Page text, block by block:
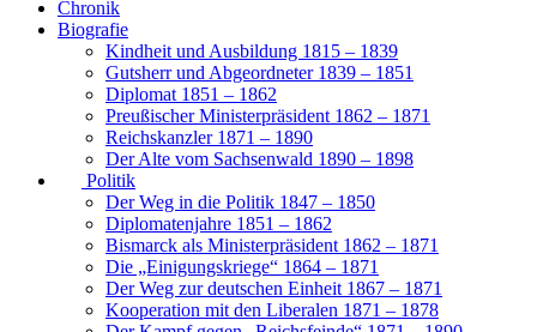
Chronik
Biografie
Kindheit und Ausbildung 1815 – 1839
Gutsherr und Abgeordneter 1839 – 1851
Diplomat 1851 – 1862
Preußischer Ministerpräsident 1862 – 1871
Reichskanzler 1871 – 1890
Der Alte vom Sachsenwald 1890 – 1898
Politik
Der Weg in die Politik 1847 – 1850
Diplomatenjahre 1851 – 1862
Bismarck als Ministerpräsident 1862 – 1871
Die „Einigungskriege“ 1864 – 1871
Der Weg zur deutschen Einheit 1867 – 1871
Kooperation mit den Liberalen 1871 – 1878